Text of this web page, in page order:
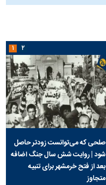
صلحی که می‌توانست زودتر حاصل
شود | روایت شش سال جنگ اضافه
بعد از فتح خرمشهر برای تنبیه
متجاوز
۱ ۲